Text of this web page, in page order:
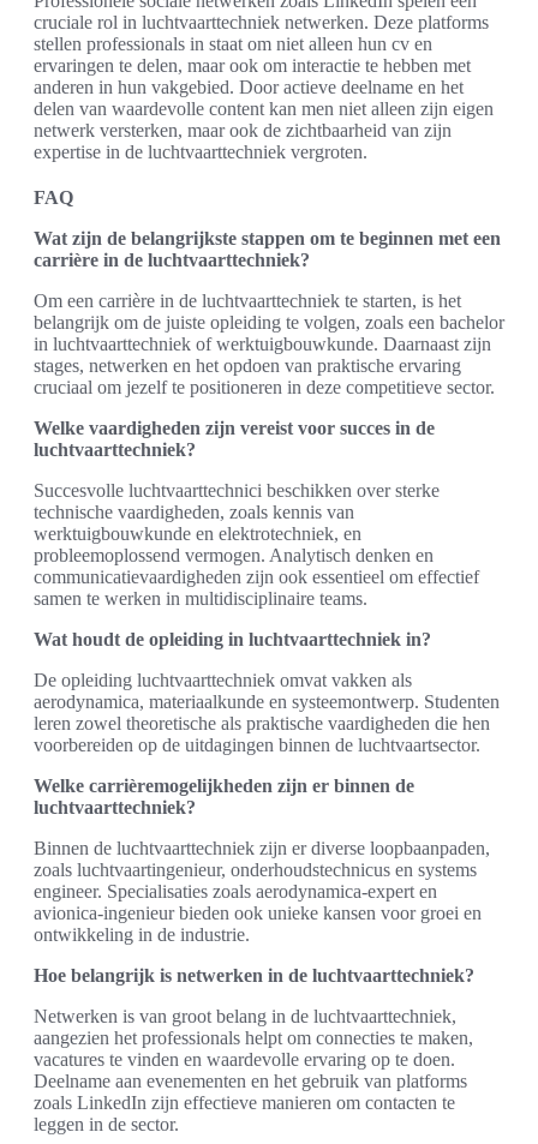
cruciale rol in luchtvaarttechniek netwerken. Deze platforms
stellen professionals in staat om niet alleen hun cv en
ervaringen te delen, maar ook om interactie te hebben met
anderen in hun vakgebied. Door actieve deelname en het
delen van waardevolle content kan men niet alleen zijn eigen
netwerk versterken, maar ook de zichtbaarheid van zijn
expertise in de luchtvaarttechniek vergroten.
FAQ
Wat zijn de belangrijkste stappen om te beginnen met een
carrière in de luchtvaarttechniek?
Om een carrière in de luchtvaarttechniek te starten, is het
belangrijk om de juiste opleiding te volgen, zoals een bachelor
in luchtvaarttechniek of werktuigbouwkunde. Daarnaast zijn
stages, netwerken en het opdoen van praktische ervaring
cruciaal om jezelf te positioneren in deze competitieve sector.
Welke vaardigheden zijn vereist voor succes in de
luchtvaarttechniek?
Succesvolle luchtvaarttechnici beschikken over sterke
technische vaardigheden, zoals kennis van
werktuigbouwkunde en elektrotechniek, en
probleemoplossend vermogen. Analytisch denken en
communicatievaardigheden zijn ook essentieel om effectief
samen te werken in multidisciplinaire teams.
Wat houdt de opleiding in luchtvaarttechniek in?
De opleiding luchtvaarttechniek omvat vakken als
aerodynamica, materiaalkunde en systeemontwerp. Studenten
leren zowel theoretische als praktische vaardigheden die hen
voorbereiden op de uitdagingen binnen de luchtvaartsector.
Welke carrièremogelijkheden zijn er binnen de
luchtvaarttechniek?
Binnen de luchtvaarttechniek zijn er diverse loopbaanpaden,
zoals luchtvaartingenieur, onderhoudstechnicus en systems
engineer. Specialisaties zoals aerodynamica-expert en
avionica-ingenieur bieden ook unieke kansen voor groei en
ontwikkeling in de industrie.
Hoe belangrijk is netwerken in de luchtvaarttechniek?
Netwerken is van groot belang in de luchtvaarttechniek,
aangezien het professionals helpt om connecties te maken,
vacatures te vinden en waardevolle ervaring op te doen.
Deelname aan evenementen en het gebruik van platforms
zoals LinkedIn zijn effectieve manieren om contacten te
leggen in de sector.